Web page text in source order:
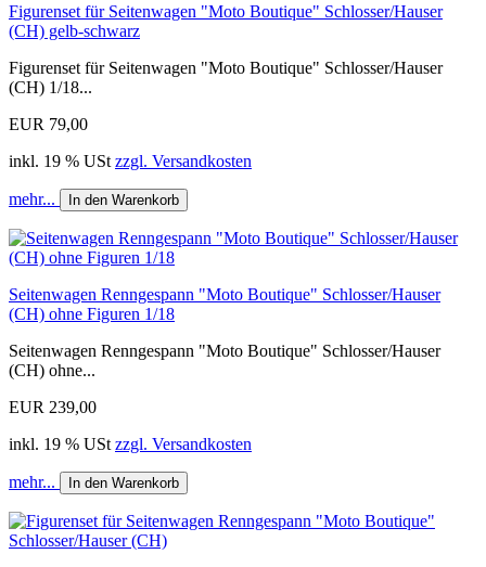
Figurenset für Seitenwagen "Moto Boutique" Schlosser/Hauser
(CH) gelb-schwarz
Figurenset für Seitenwagen "Moto Boutique" Schlosser/Hauser
(CH) 1/18...
EUR 79,00
inkl. 19 % USt zzgl. Versandkosten
mehr... In den Warenkorb
Seitenwagen Renngespann "Moto Boutique" Schlosser/Hauser
(CH) ohne Figuren 1/18
Seitenwagen Renngespann "Moto Boutique" Schlosser/Hauser
(CH) ohne...
EUR 239,00
inkl. 19 % USt zzgl. Versandkosten
mehr... In den Warenkorb